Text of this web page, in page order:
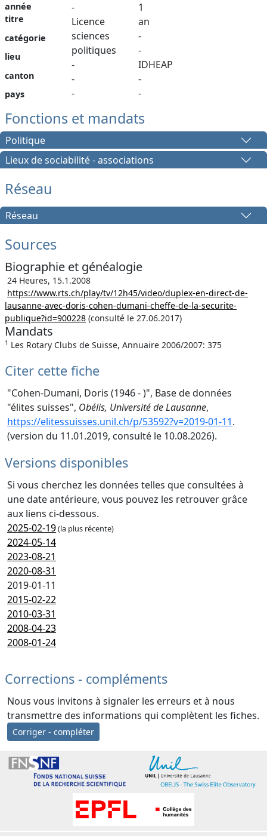
année
titre
catégorie
lieu
canton
pays
-
Licence
sciences
politiques
-
-
-
1
an
-
-
IDHEAP
-
-
Fonctions et mandats
Politique
Lieux de sociabilité - associations
Réseau
Réseau
Sources
Biographie et généalogie
24 Heures, 15.1.2008
https://www.rts.ch/play/tv/12h45/video/duplex-en-direct-de-
lausanne-avec-doris-cohen-dumani-cheffe-de-la-securite-
publique?id=900228 (consulté le 27.06.2017)
Mandats
1 Les Rotary Clubs de Suisse, Annuaire 2006/2007: 375
Citer cette fiche
"Cohen-Dumani, Doris (1946 - )", Base de données
"élites suisses", Obélis, Université de Lausanne,
https://elitessuisses.unil.ch/p/53592?v=2019-01-11.
(version du 11.01.2019, consulté le 10.08.2026).
Versions disponibles
Si vous cherchez les données telles que consultées à
une date antérieure, vous pouvez les retrouver grâce
aux liens ci-dessous.
2025-02-19(la plus récente)
2024-05-14
2023-08-21
2020-08-31
2019-01-11
2015-02-22
2010-03-31
2008-04-23
2008-01-24
Corrections - compléments
Nous vous invitons à signaler les erreurs et à nous
transmettre des informations qui complètent les fiches.
Corriger - compléter